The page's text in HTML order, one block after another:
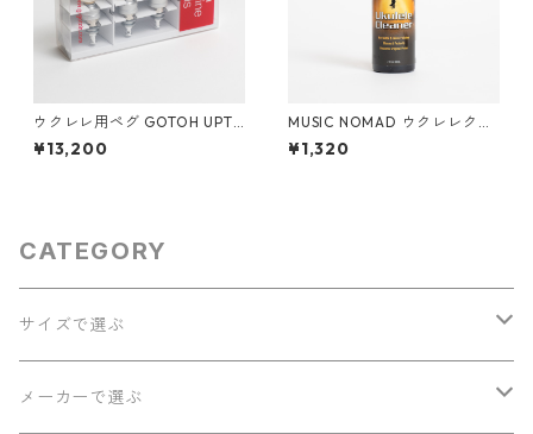
ウクレレ用ペグ GOTOH UPT-
UBN-CW
¥13,200
MUSIC NOMAD ウクレレクリ
ーナー MN121
¥1,320
CATEGORY
サイズで選ぶ
ソプラノ
メーカーで選ぶ